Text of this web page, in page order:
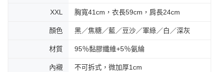
XXL 胸寬41cm，衣長59cm，肩長24cm
顏色 黑／焦糖／藍／豆沙／軍綠／白／深灰
材質 95％黏膠纖維+5％氨綸
內襯 不可拆式，微加厚1cm